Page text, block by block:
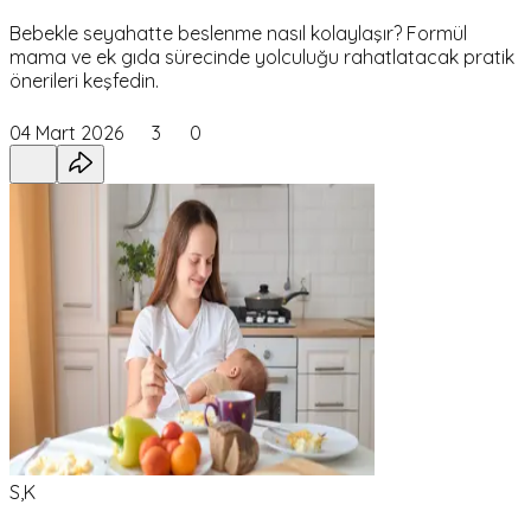
Bebekle seyahatte beslenme nasıl kolaylaşır? Formül
mama ve ek gıda sürecinde yolculuğu rahatlatacak pratik
önerileri keşfedin.
04 Mart 2026 3 0
S,K